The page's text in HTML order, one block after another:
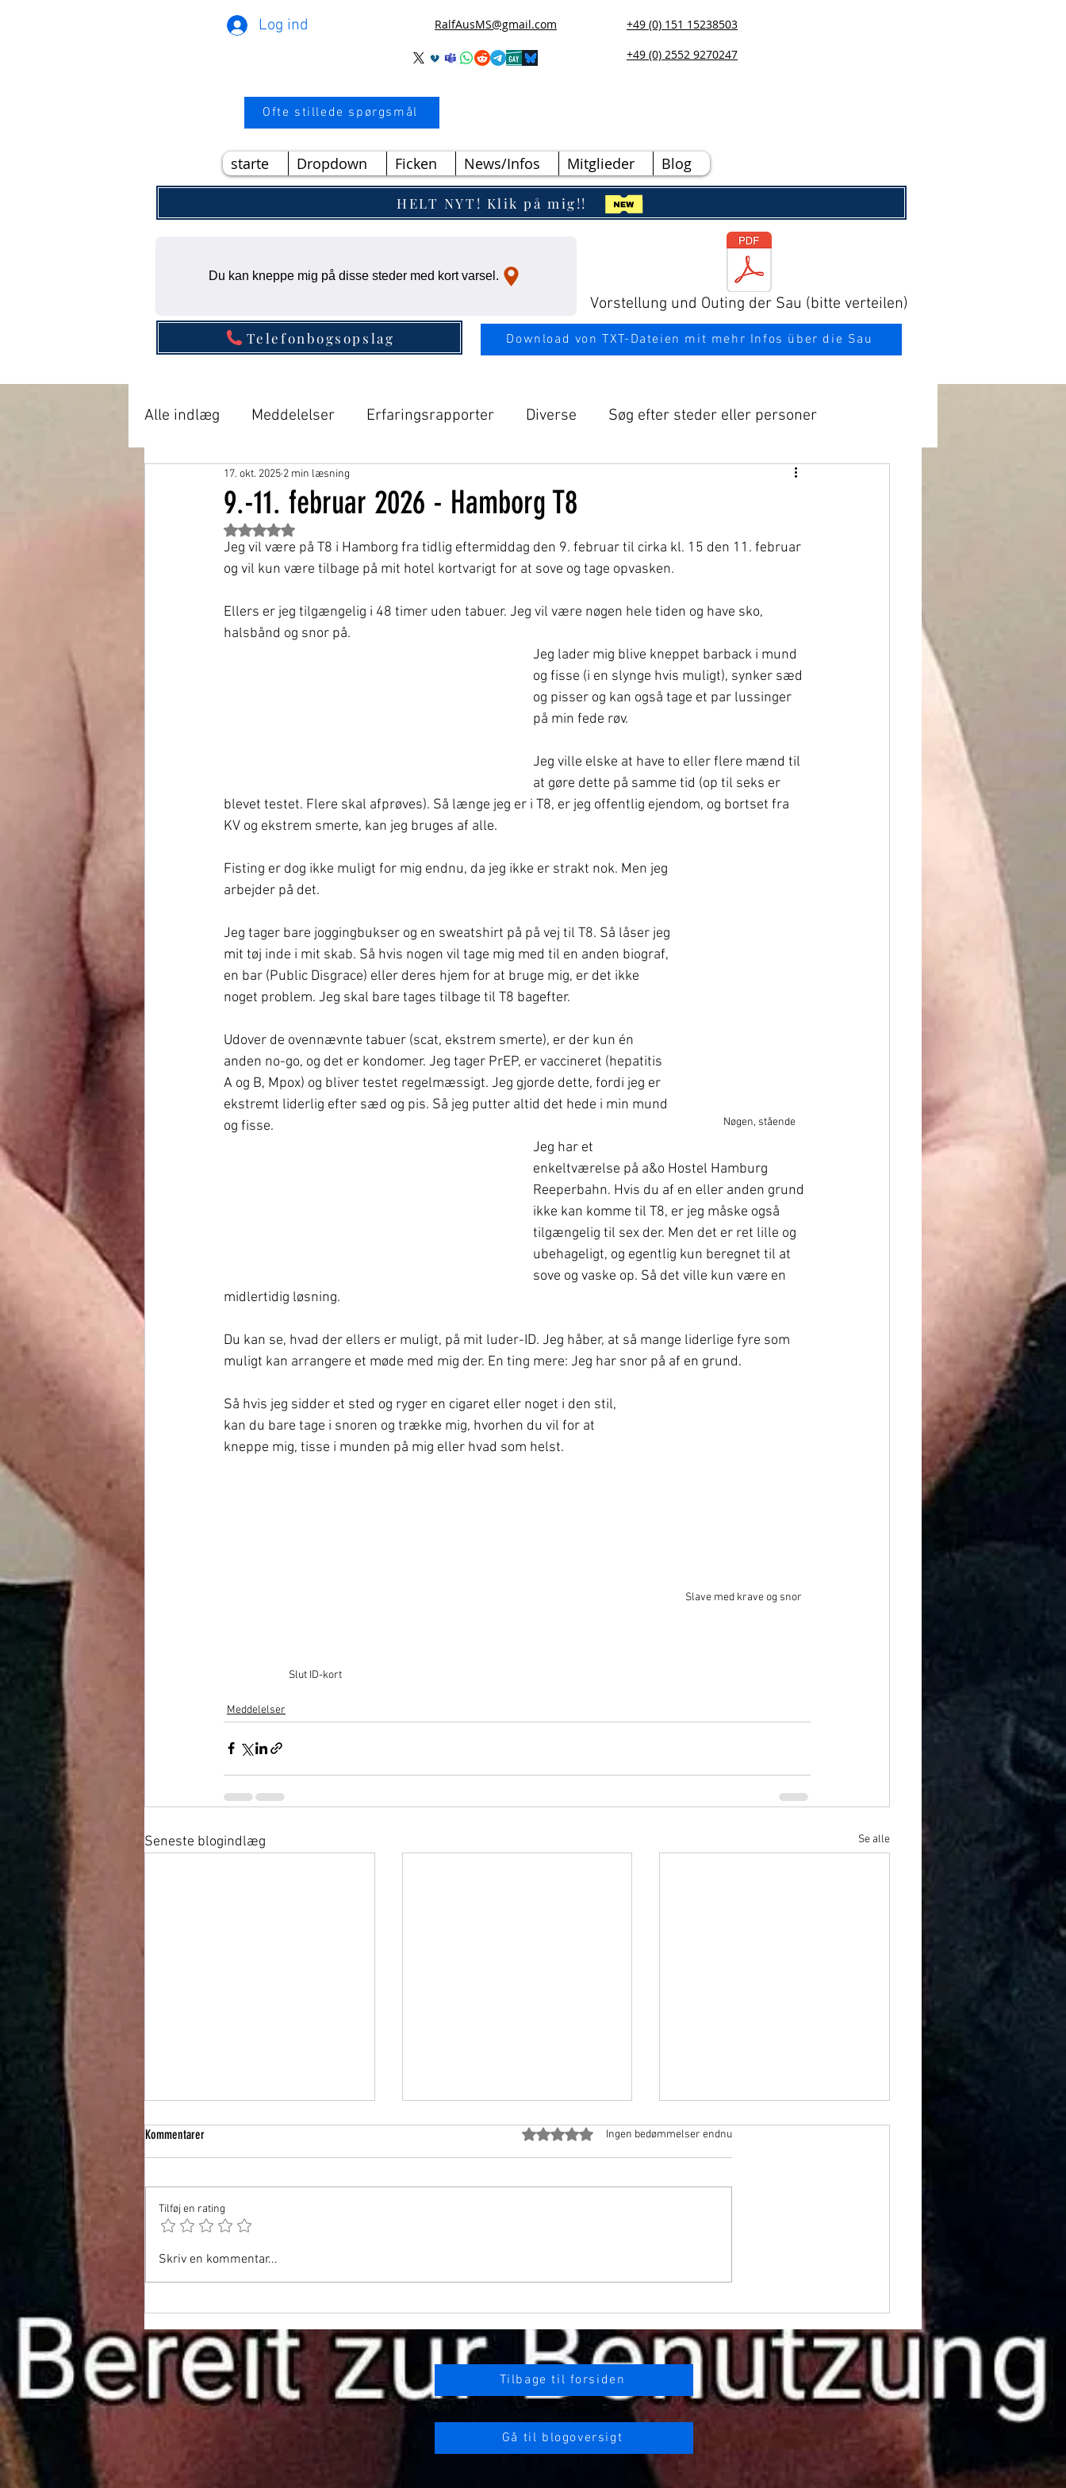
Log ind RalfAusMS@gmail.com
+49 (0) 151 15238503
+49 (0) 2552 9270247
Ofte stillede spørgsmål
starte Dropdown Ficken News/Infos Mitglieder Blog
HELT NYT! Klik på mig!!
Du kan kneppe mig på disse steder med kort varsel.
Vorstellung und Outing der Sau (bitte verteilen)
Telefonbogsopslag Download von TXT-Dateien mit mehr Infos über die Sau
Alle indlæg Meddelelser Erfaringsrapporter Diverse Søg efter steder eller personer
Tidligere handlinger Medlemsopslag
9.-11. februar 2026 - Hamborg T8
17. okt. 2025 2 min læsning
Bedømt til NaN ud af 5 stjerner.
Jeg vil være på T8 i Hamborg fra tidlig eftermiddag den 9. februar til cirka kl. 15 den 11. februar
og vil kun være tilbage på mit hotel kortvarigt for at sove og tage opvasken.
Ellers er jeg tilgængelig i 48 timer uden tabuer. Jeg vil være nøgen hele tiden og have sko,
halsbånd og snor på.
Jeg lader mig blive kneppet barback i mund
og fisse (i en slynge hvis muligt), synker sæd
og pisser og kan også tage et par lussinger
på min fede røv.
Jeg ville elske at have to eller flere mænd til
at gøre dette på samme tid (op til seks er
blevet testet. Flere skal afprøves). Så længe jeg er i T8, er jeg offentlig ejendom, og bortset fra
KV og ekstrem smerte, kan jeg bruges af alle.
Nøgen, stående
Fisting er dog ikke muligt for mig endnu, da jeg ikke er strakt nok. Men jeg
arbejder på det.
Jeg tager bare joggingbukser og en sweatshirt på på vej til T8. Så låser jeg
mit tøj inde i mit skab. Så hvis nogen vil tage mig med til en anden biograf,
en bar (Public Disgrace) eller deres hjem for at bruge mig, er det ikke
noget problem. Jeg skal bare tages tilbage til T8 bagefter.
Udover de ovennævnte tabuer (scat, ekstrem smerte), er der kun én
anden no-go, og det er kondomer. Jeg tager PrEP, er vaccineret (hepatitis
A og B, Mpox) og bliver testet regelmæssigt. Jeg gjorde dette, fordi jeg er
ekstremt liderlig efter sæd og pis. Så jeg putter altid det hede i min mund
og fisse.
Jeg har et
enkeltværelse på a&o Hostel Hamburg
Reeperbahn. Hvis du af en eller anden grund
ikke kan komme til T8, er jeg måske også
tilgængelig til sex der. Men det er ret lille og
ubehageligt, og egentlig kun beregnet til at
sove og vaske op. Så det ville kun være en
midlertidig løsning.
Du kan se, hvad der ellers er muligt, på mit luder-ID. Jeg håber, at så mange liderlige fyre som
muligt kan arrangere et møde med mig der. En ting mere: Jeg har snor på af en grund.
Slave med krave og snor
Så hvis jeg sidder et sted og ryger en cigaret eller noget i den stil,
kan du bare tage i snoren og trække mig, hvorhen du vil for at
kneppe mig, tisse i munden på mig eller hvad som helst.
Slut ID-kort
Meddelelser
Seneste blogindlæg Se alle
Fuck-turné gennem Europa - Tour de Fick
Kommentarer Bedømt til 0 ud af 5 stjerner.
Ingen bedømmelser endnu
Tilføj en rating
Skriv en kommentar...
Tilbage til forsiden
Gå til blogoversigt